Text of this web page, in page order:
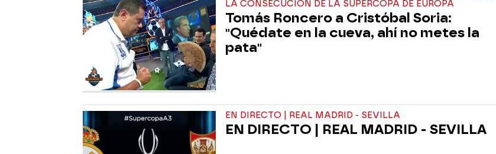
LA CONSECUCIÓN DE LA SUPERCOPA DE EUROPA
Tomás Roncero a Cristóbal Soria:
"Quédate en la cueva, ahí no metes la
pata"
EN DIRECTO | REAL MADRID - SEVILLA
EN DIRECTO | REAL MADRID - SEVILLA